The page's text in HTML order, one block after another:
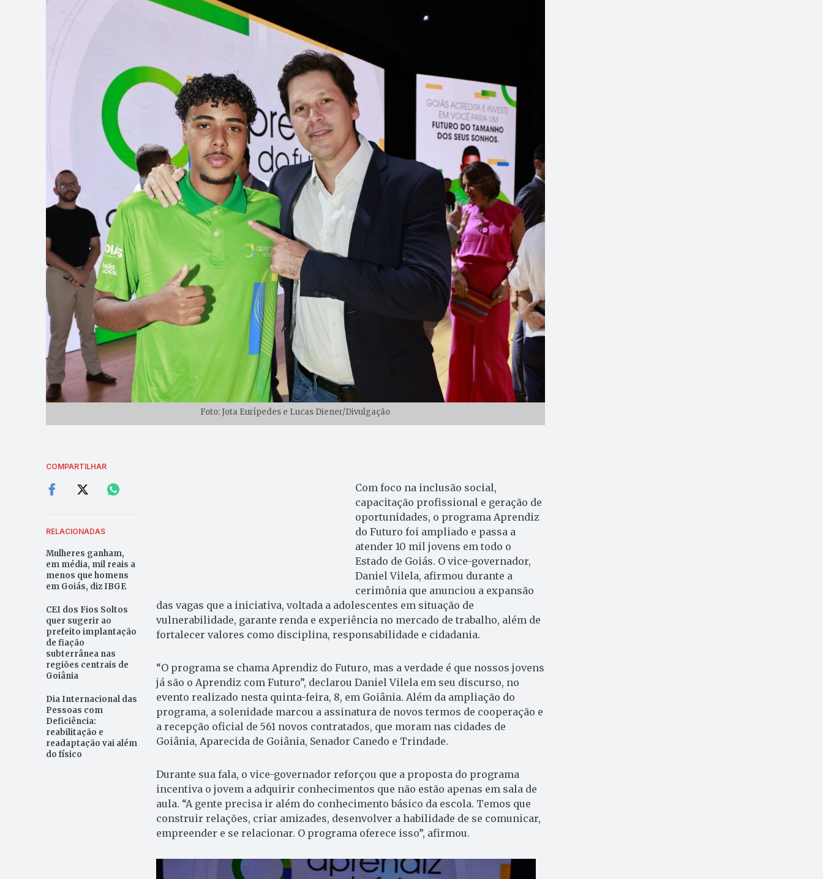
Foto: Jota Eurípedes e Lucas Diener/Divulgação
COMPARTILHAR
RELACIONADAS
Mulheres ganham,
em média, mil reais a
menos que homens
em Goiás, diz IBGE
CEI dos Fios Soltos
quer sugerir ao
prefeito implantação
de fiação
subterrânea nas
regiões centrais de
Goiânia
Dia Internacional das
Pessoas com
Deficiência:
reabilitação e
readaptação vai além
do físico
Com foco na inclusão social,
capacitação profissional e geração de
oportunidades, o programa Aprendiz
do Futuro foi ampliado e passa a
atender 10 mil jovens em todo o
Estado de Goiás. O vice-governador,
Daniel Vilela, afirmou durante a
cerimônia que anunciou a expansão
das vagas que a iniciativa, voltada a adolescentes em situação de
vulnerabilidade, garante renda e experiência no mercado de trabalho, além de
fortalecer valores como disciplina, responsabilidade e cidadania.
“O programa se chama Aprendiz do Futuro, mas a verdade é que nossos jovens
já são o Aprendiz com Futuro”, declarou Daniel Vilela em seu discurso, no
evento realizado nesta quinta-feira, 8, em Goiânia. Além da ampliação do
programa, a solenidade marcou a assinatura de novos termos de cooperação e
a recepção oficial de 561 novos contratados, que moram nas cidades de
Goiânia, Aparecida de Goiânia, Senador Canedo e Trindade.
Durante sua fala, o vice-governador reforçou que a proposta do programa
incentiva o jovem a adquirir conhecimentos que não estão apenas em sala de
aula. “A gente precisa ir além do conhecimento básico da escola. Temos que
construir relações, criar amizades, desenvolver a habilidade de se comunicar,
empreender e se relacionar. O programa oferece isso”, afirmou.